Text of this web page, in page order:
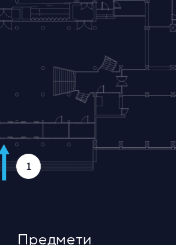
Предмети